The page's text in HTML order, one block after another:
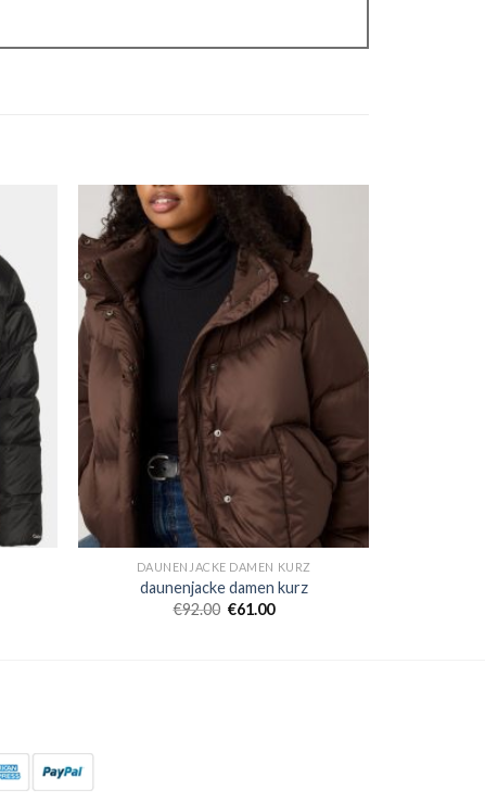
DAUNENJACKE DAMEN KURZ
daunenjacke damen kurz
€92.00 €61.00